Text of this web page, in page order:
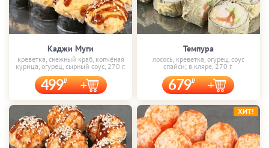
Каджи Муги
креветка, снежный краб, копчёная
курица, огурец, сырный соус, 270 г.
499
Темпура
лосось, креветка, огурец, соус
спайси; в кляре, 270 г.
679
ХИТ!